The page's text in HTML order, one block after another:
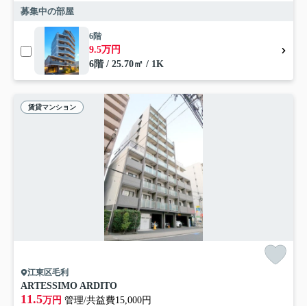
募集中の部屋
6階
9.5万円
6階 / 25.70㎡ / 1K
賃貸マンション
江東区毛利
ARTESSIMO ARDITO
11.5万円 管理/共益費15,000円